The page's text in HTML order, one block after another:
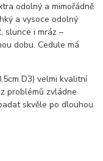
odolný a mimořádně
a vysoce odolný
slunce i mráz –
dobu. Cedule má
D3) velmi kvalitní
problémů zvládne
skvěle po dlouhou